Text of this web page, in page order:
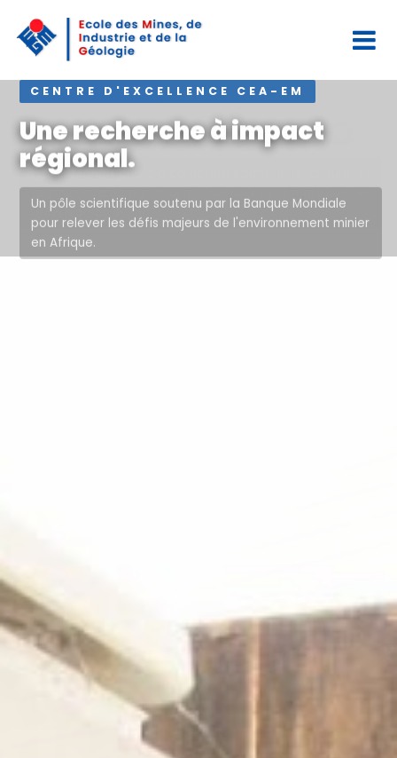
CENTRE D'EXCELLENCE CEA-EM
Une recherche à impact
régional.
Un pôle scientifique soutenu par la Banque Mondiale
pour relever les défis majeurs de l'environnement minier
en Afrique.